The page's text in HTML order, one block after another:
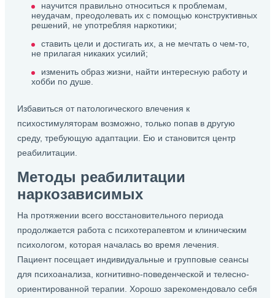
научится правильно относиться к проблемам,
неудачам, преодолевать их с помощью конструктивных
решений, не употребляя наркотики;
ставить цели и достигать их, а не мечтать о чем-то,
не прилагая никаких усилий;
изменить образ жизни, найти интересную работу и
хобби по душе.
Избавиться от патологического влечения к
психостимуляторам возможно, только попав в другую
среду, требующую адаптации. Ею и становится центр
реабилитации.
Методы реабилитации
наркозависимых
На протяжении всего восстановительного периода
продолжается работа с психотерапевтом и клиническим
психологом, которая началась во время лечения.
Пациент посещает индивидуальные и групповые сеансы
для психоанализа, когнитивно-поведенческой и телесно-
ориентированной терапии. Хорошо зарекомендовало себя